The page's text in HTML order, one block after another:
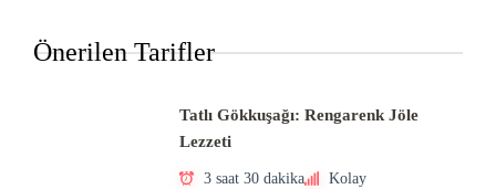
Önerilen Tarifler
Tatlı Gökkuşağı: Rengarenk Jöle
Lezzeti
3 saat 30 dakika Kolay